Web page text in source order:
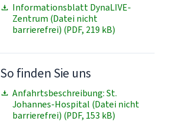
Informationsblatt DynaLIVE-
Zentrum (Datei nicht
barrierefrei) (PDF, 219 kB)
So finden Sie uns
Anfahrtsbeschreibung: St.
Johannes-Hospital (Datei nicht
barrierefrei) (PDF, 153 kB)